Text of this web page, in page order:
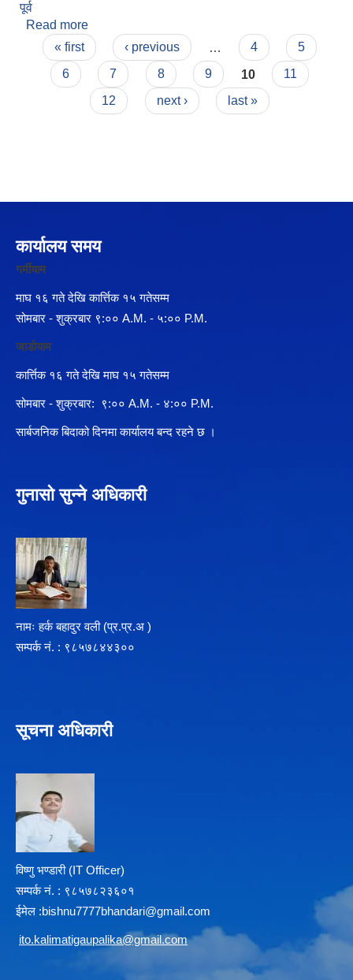
पूर्व
Read more
Pages
« first ‹ previous 4
5
6
7 8 9 10
11
12
next › last »
कार्यालय समय
गर्मीयाम
माघ १६ गते देखि कार्त्तिक १५ गतेसम्म
सोमबार - शुक्रबार ९:०० A.M. - ५:०० P.M.
जाडोयाम
कार्त्तिक १६ गते देखि माघ १५ गतेसम्म
सोमबार - शुक्रबार: ९:०० A.M. - ४:०० P.M.
सार्बजनिक बिदाको दिनमा कार्यालय बन्द रहने छ ।
गुनासो सुन्ने अधिकारी
नामः हर्क बहादुर वली (प्र‍.प्र.अ )
सम्पर्क न‌ं. : ९८५७८४४३००
सूचना अधिकारी
विष्णु भण्डारी (IT Officer)
सम्पर्क न‌ं. : ९८५७८२३६०१
ईमेल :bishnu7777bhandari@gmail.com
ito.kalimatigaupalika@gmail.com